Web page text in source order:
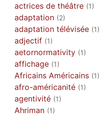
actrices de théâtre (1)
adaptation (2)
adaptation télévisée (1)
adjectif (1)
aetornormativity (1)
affichage (1)
Africains Américains (1)
afro-américanité (1)
agentivité (1)
Ahriman (1)